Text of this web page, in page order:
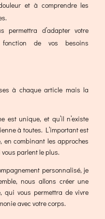
et à comprendre les
permettra d’adapter votre
de vos besoins
à chaque article mais la
est unique, et qu’il n’existe
à toutes. L’important est
en combinant les approches
parlent le plus.
personnalisé, je
nous allons créer une
qui vous permettra de vivre
avec votre corps.